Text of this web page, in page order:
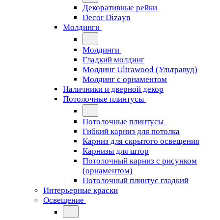
Декоративные рейки
Decor Dizayn
Молдинги
Молдинги
Гладкий молдинг
Молдинг Ultrawood (Ультравуд)
Молдинг с орнаментом
Наличники и дверной декор
Потолочные плинтусы
Потолочные плинтусы
Гибкий карниз для потолка
Карниз для скрытого освещения
Карнизы для штор
Потолочный карниз с рисунком
(орнаментом)
Потолочный плинтус гладкий
Интерьерные краски
Освещение